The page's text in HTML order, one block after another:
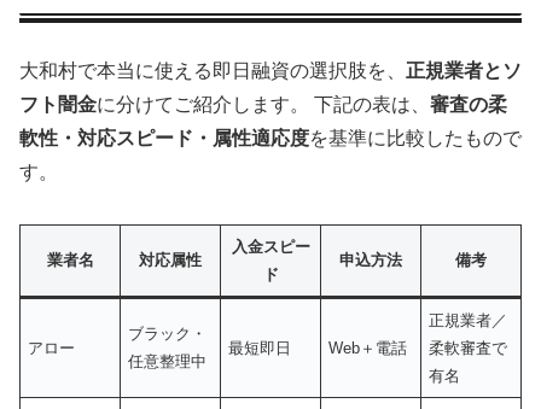
大和村で本当に使える即日融資の選択肢を、 正規業者とソ
フト闇金に分けてご紹介します。 下記の表は、 審査の柔
軟性・対応スピード・属性適応度を基準に比較したもので
す。
業者名 対応属性
入金スピー
ド
申込方法 備考
アロー
ブラック・
任意整理中
最短即日 Web＋電話
正規業者／
柔軟審査で
有名